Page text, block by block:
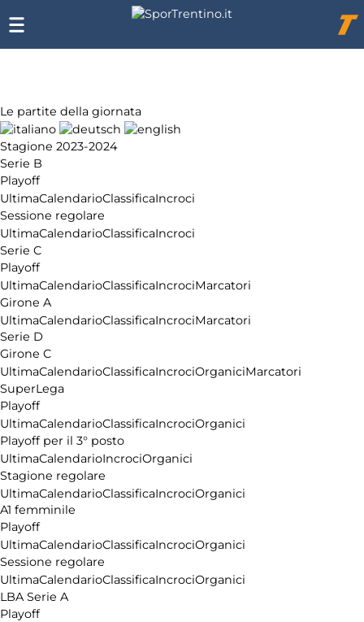
Le partite della giornata
Stagione 2023-2024
Serie B
Playoff
UltimaCalendarioClassificaIncroci
Sessione regolare
UltimaCalendarioClassificaIncroci
Serie C
Playoff
UltimaCalendarioClassificaIncrociMarcatori
Girone A
UltimaCalendarioClassificaIncrociMarcatori
Serie D
Girone C
UltimaCalendarioClassificaIncrociOrganiciMarcatori
SuperLega
Playoff
UltimaCalendarioClassificaIncrociOrganici
Playoff per il 3° posto
UltimaCalendarioIncrociOrganici
Stagione regolare
UltimaCalendarioClassificaIncrociOrganici
A1 femminile
Playoff
UltimaCalendarioClassificaIncrociOrganici
Sessione regolare
UltimaCalendarioClassificaIncrociOrganici
LBA Serie A
Playoff
Chi
siamo
Affiliazione